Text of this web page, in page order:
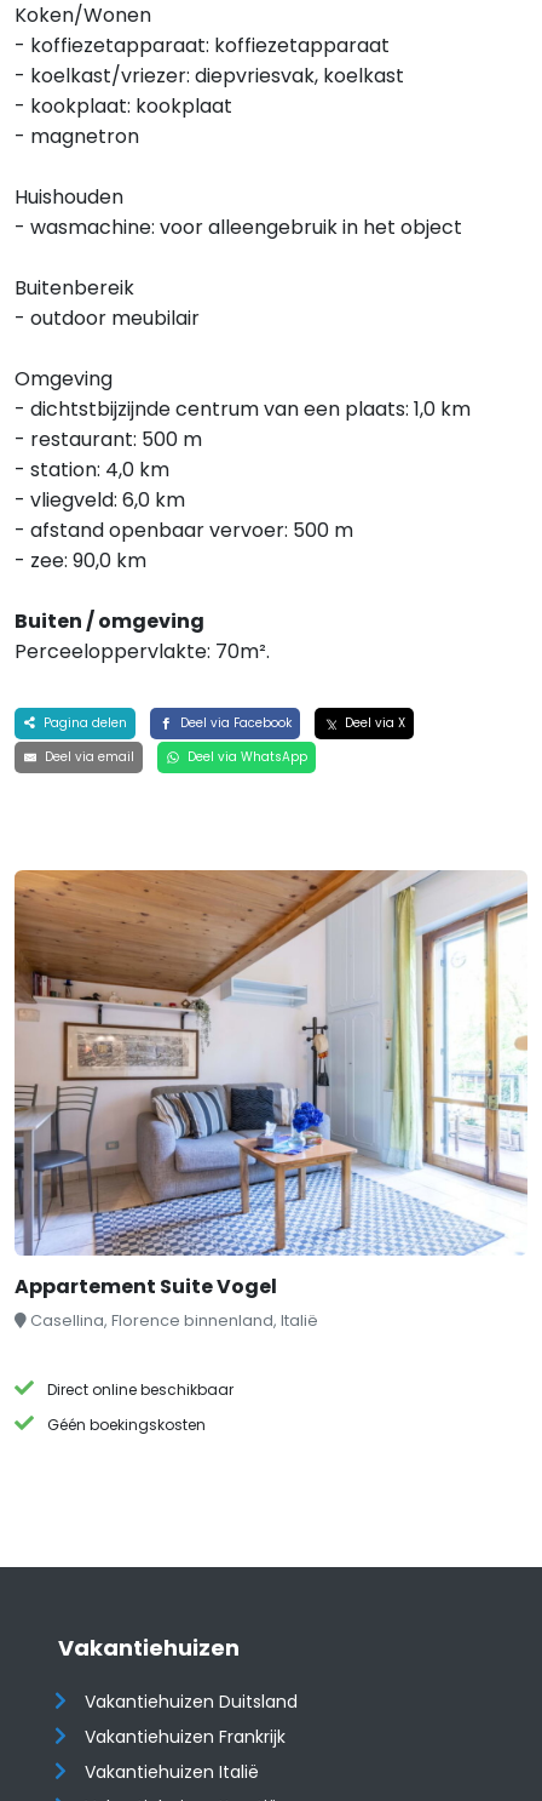
Koken/Wonen
- koffiezetapparaat: koffiezetapparaat
- koelkast/vriezer: diepvriesvak, koelkast
- kookplaat: kookplaat
- magnetron
Huishouden
- wasmachine: voor alleengebruik in het object
Buitenbereik
- outdoor meubilair
Omgeving
- dichtstbijzijnde centrum van een plaats: 1,0 km
- restaurant: 500 m
- station: 4,0 km
- vliegveld: 6,0 km
- afstand openbaar vervoer: 500 m
- zee: 90,0 km
Buiten / omgeving
Perceeloppervlakte: 70m².
Pagina delen Deel via Facebook
Deel via X
Deel via email
Deel via WhatsApp
Appartement Suite Vogel
Casellina, Florence binnenland, Italië
Direct online beschikbaar
Géén boekingskosten
Vakantiehuizen
Vakantiehuizen Duitsland
Vakantiehuizen Frankrijk
Vakantiehuizen Italië